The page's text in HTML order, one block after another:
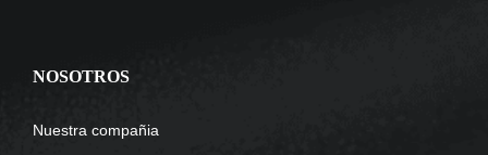
NOSOTROS
Nuestra compañia